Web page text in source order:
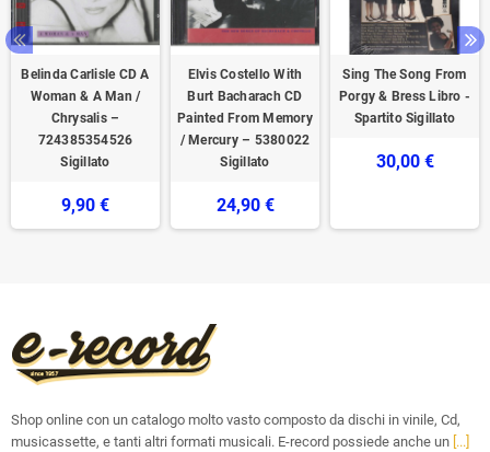
Belinda Carlisle CD A
Woman & A Man /
Chrysalis –
724385354526
Sigillato
9,90 €
Elvis Costello With
Burt Bacharach CD
Painted From Memory
/ Mercury – 5380022
Sigillato
24,90 €
Sing The Song From
Porgy & Bress Libro -
Spartito Sigillato
30,00 €
Shop online con un catalogo molto vasto composto da dischi in vinile, Cd,
musicassette, e tanti altri formati musicali. E-record possiede anche un [...]